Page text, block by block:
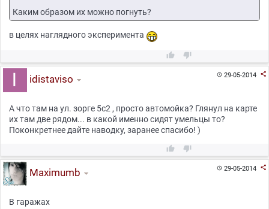
Каким образом их можно погнуть?
в целях наглядного эксперимента
 
29-05-2014 
idistaviso
А что там на ул. зорге 5с2 , просто автомойка? Глянул на карте
их там две рядом... в какой именно сидят умельцы то?
Поконкретнее дайте наводку, заранее спасибо! )
 
29-05-2014 
Maximumb
В гаражах